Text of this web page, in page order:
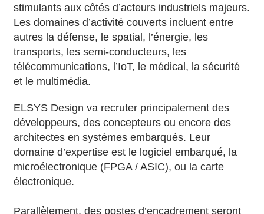
stimulants aux côtés d’acteurs industriels majeurs.
Les domaines d’activité couverts incluent entre
autres la défense, le spatial, l’énergie, les
transports, les semi-conducteurs, les
télécommunications, l’IoT, le médical, la sécurité
et le multimédia.
ELSYS Design va recruter principalement des
développeurs, des concepteurs ou encore des
architectes en systèmes embarqués. Leur
domaine d’expertise est le logiciel embarqué, la
microélectronique (FPGA / ASIC), ou la carte
électronique.
Parallèlement, des postes d’encadrement seront